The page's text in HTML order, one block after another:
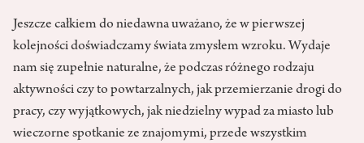
Jeszcze całkiem do niedawna uważano, że w pierwszej
kolejności doświadczamy świata zmysłem wzroku. Wydaje
nam się zupełnie naturalne, że podczas różnego rodzaju
aktywności czy to powtarzalnych, jak przemierzanie drogi do
pracy, czy wyjątkowych, jak niedzielny wypad za miasto lub
wieczorne spotkanie ze znajomymi, przede wszystkim